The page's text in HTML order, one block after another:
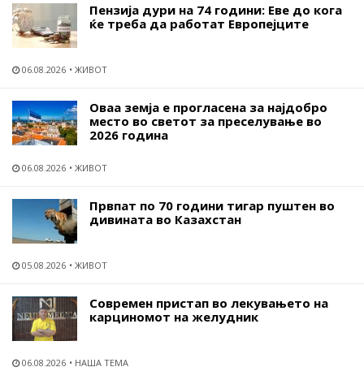
Пензија дури на 74 години: Еве до кога
ќе треба да работат Европејците
06.08.2026 ЖИВОТ
Оваа земја е прогласена за најдобро
место во светот за преселување во
2026 година
06.08.2026 ЖИВОТ
Првпат по 70 години тигар пуштен во
дивината во Казахстан
05.08.2026 ЖИВОТ
Современ пристап во лекувањето на
карциномот на желудник
06.08.2026 НАША ТЕМА